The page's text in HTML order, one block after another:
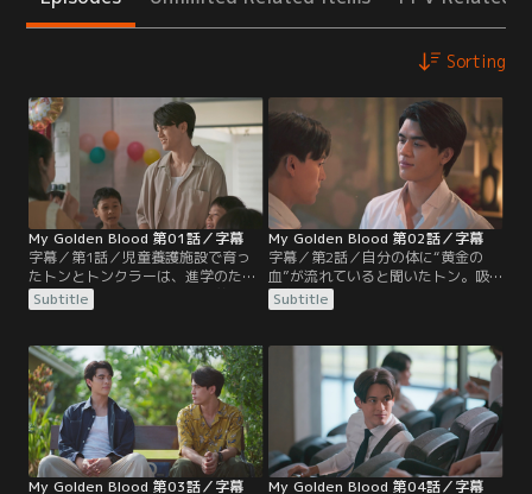
Sorting
My Golden Blood 第01話／字幕
字幕／第1話／児童養護施設で育っ
たトンとトンクラーは、進学のため
バンコクへ引っ越すことに。養護施
設のヌアン先生は、ケガだけは気を
にまでトンの出血を防ぐよう念を押
す。バンコクに来たトンは、勝手に
トンクラーの名前を使ってホテルで
給仕の仕事をする。そこでトンが見
入ってしまった相手は…。
Subtitle
My Golden Blood 第02話／字幕
字幕／第2話／自分の体に“黄金の
血”が流れていると聞いたトン。吸
血鬼のマークはトンに、権力に飢え
た吸血鬼たちから守り、トンが21歳
かしトンは、マークも吸血鬼である
ため身の安全を心配する。昼間、ト
ンは寮に荷物を取りに行くと言いだ
す。吸血鬼が太陽の光を恐れること
を知っていたトンは…。
Subtitle
My Golden Blood 第03話／字幕
My Golden Blood 第04話／字幕